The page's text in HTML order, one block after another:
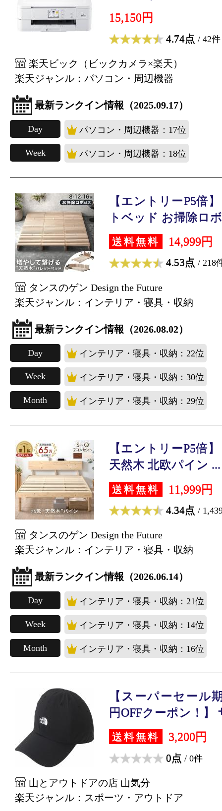
15,150円
4.74点 / 42件
楽天ビック（ビックカメラ×楽天）
楽天ジャンル：パソコン・周辺機器
最新ランクイン情報（2025.09.17）
Day パソコン・周辺機器：17位
Week パソコン・周辺機器：18位
【エントリーP5倍
トベッド お掃除ロ
送料無料 14,999円
4.53点 / 218
タンスのゲン Design the Future
楽天ジャンル：インテリア・寝具・収納
最新ランクイン情報（2026.08.02）
Day インテリア・寝具・収納：22位
Week インテリア・寝具・収納：30位
Month インテリア・寝具・収納：29位
【エントリーP5倍
天然木 北欧パイン ...
送料無料 11,999円
4.34点 /
タンスのゲン Design the Future
楽天ジャンル：インテリア・寝具・収納
最新ランクイン情報（2026.06.14）
Day インテリア・寝具・収納：21位
Week インテリア・寝具・収納：14位
Month インテリア・寝具・収納：16位
【スーパーセール
円OFFクーポン！】
送料無料 3,200円
0点 / 0件
山とアウトドアの店 山気分
楽天ジャンル：スポーツ・アウトドア